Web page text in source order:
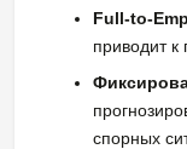
Full-to-
приводит к
спорных